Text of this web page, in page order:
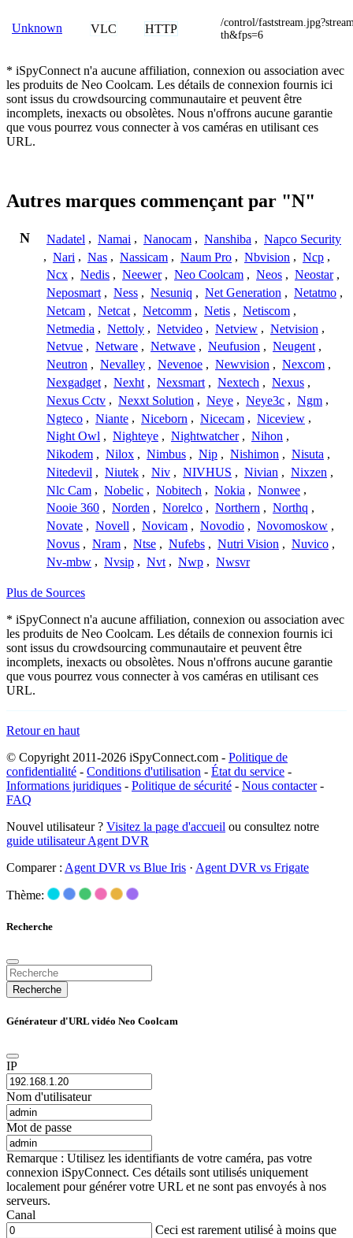
Unknown VLC HTTP
/control/
th&fps=6
* iSpyConnect n'a aucune affiliation, connexion ou association avec
les produits de Neo Coolcam. Les détails de connexion fournis ici
sont issus du crowdsourcing communautaire et peuvent être
incomplets, inexacts ou obsolètes. Nous n'offrons aucune garantie
que vous pourrez vous connecter à vos caméras en utilisant ces
URL.
Autres marques commençant par "N"
N Nadatel , Namai , Nanocam , Nanshiba , Napco Security
, Nari , Nas , Nassicam , Naum Pro , Nbvision , Ncp ,
Ncx , Nedis , Neewer , Neo Coolcam , Neos , Neostar ,
Neposmart , Ness , Nesuniq , Net Generation , Netatmo ,
Netcam , Netcat , Netcomm , Netis , Netiscom ,
Netmedia , Nettoly , Netvideo , Netview , Netvision ,
Netvue , Netware , Netwave , Neufusion , Neugent ,
Neutron , Nevalley , Nevenoe , Newvision , Nexcom ,
Nexgadget , Nexht , Nexsmart , Nextech , Nexus ,
Nexus Cctv , Nexxt Solution , Neye , Neye3c , Ngm ,
Ngteco , Niante , Niceborn , Nicecam , Niceview ,
Night Owl , Nighteye , Nightwatcher , Nihon ,
Nikodem , Nilox , Nimbus , Nip , Nishimon , Nisuta ,
Nitedevil , Niutek , Niv , NIVHUS , Nivian , Nixzen ,
Nlc Cam , Nobelic , Nobitech , Nokia , Nonwee ,
Nooie 360 , Norden , Norelco , Northern , Northq ,
Novate , Novell , Novicam , Novodio , Novomoskow ,
Novus , Nram , Ntse , Nufebs , Nutri Vision , Nuvico ,
Nv-mbw , Nvsip , Nvt , Nwp , Nwsvr
Plus de Sources
* iSpyConnect n'a aucune affiliation, connexion ou association avec
les produits de Neo Coolcam. Les détails de connexion fournis ici
sont issus du crowdsourcing communautaire et peuvent être
incomplets, inexacts ou obsolètes. Nous n'offrons aucune garantie
que vous pourrez vous connecter à vos caméras en utilisant ces
URL.
Retour en haut
© Copyright 2011-2026 iSpyConnect.com - Politique de
confidentialité - Conditions d'utilisation - État du service -
Informations juridiques - Politique de sécurité - Nous contacter-
FAQ
Nouvel utilisateur ? Visitez la page d'accueil ou consultez notre
guide utilisateur Agent DVR
Comparer : Agent DVR vs Blue Iris · Agent DVR vs Frigate
Thème:
Recherche
Recherche
Générateur d'URL vidéo Neo Coolcam
IP
Nom d'utilisateur
Mot de passe
Remarque : Utilisez les identifiants de votre caméra, pas votre
connexion iSpyConnect. Ces détails sont utilisés uniquement
localement pour générer votre URL et ne sont pas envoyés à nos
serveurs.
Canal
Ceci est rarement utilisé à moins que